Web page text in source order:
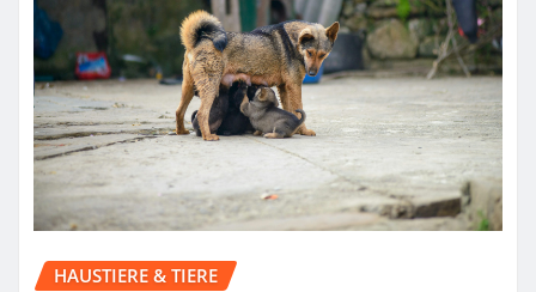
HAUSTIERE & TIERE